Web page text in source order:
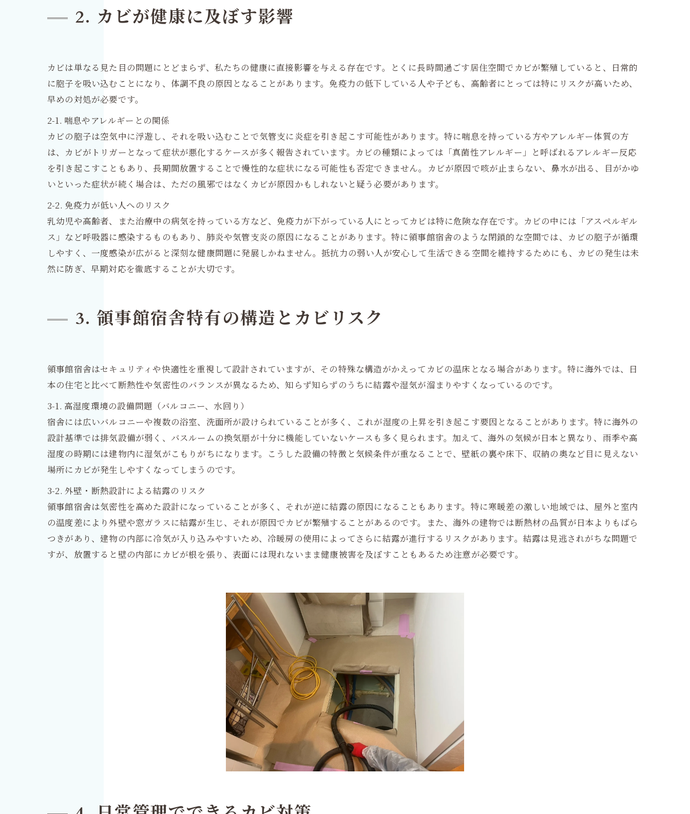
2. カビが健康に及ぼす影響
カビは単なる見た目の問題にとどまらず、私たちの健康に直接影響を与える存在です。とくに長時間過ごす居住空間でカビが繁殖していると、日常的
に胞子を吸い込むことになり、体調不良の原因となることがあります。免疫力の低下している人や子ども、高齢者にとっては特にリスクが高いため、
早めの対処が必要です。
2-1. 喘息やアレルギーとの関係
カビの胞子は空気中に浮遊し、それを吸い込むことで気管支に炎症を引き起こす可能性があります。特に喘息を持っている方やアレルギー体質の方
は、カビがトリガーとなって症状が悪化するケースが多く報告されています。カビの種類によっては「真菌性アレルギー」と呼ばれるアレルギー反応
を引き起こすこともあり、長期間放置することで慢性的な症状になる可能性も否定できません。カビが原因で咳が止まらない、鼻水が出る、目がかゆ
いといった症状が続く場合は、ただの風邪ではなくカビが原因かもしれないと疑う必要があります。
2-2. 免疫力が低い人へのリスク
乳幼児や高齢者、また治療中の病気を持っている方など、免疫力が下がっている人にとってカビは特に危険な存在です。カビの中には「アスペルギル
ス」など呼吸器に感染するものもあり、肺炎や気管支炎の原因になることがあります。特に領事館宿舎のような閉鎖的な空間では、カビの胞子が循環
しやすく、一度感染が広がると深刻な健康問題に発展しかねません。抵抗力の弱い人が安心して生活できる空間を維持するためにも、カビの発生は未
然に防ぎ、早期対応を徹底することが大切です。
3. 領事館宿舎特有の構造とカビリスク
領事館宿舎はセキュリティや快適性を重視して設計されていますが、その特殊な構造がかえってカビの温床となる場合があります。特に海外では、日
本の住宅と比べて断熱性や気密性のバランスが異なるため、知らず知らずのうちに結露や湿気が溜まりやすくなっているのです。
3-1. 高湿度環境の設備問題（バルコニー、水回り）
宿舎には広いバルコニーや複数の浴室、洗面所が設けられていることが多く、これが湿度の上昇を引き起こす要因となることがあります。特に海外の
設計基準では排気設備が弱く、バスルームの換気扇が十分に機能していないケースも多く見られます。加えて、海外の気候が日本と異なり、雨季や高
湿度の時期には建物内に湿気がこもりがちになります。こうした設備の特徴と気候条件が重なることで、壁紙の裏や床下、収納の奥など目に見えない
場所にカビが発生しやすくなってしまうのです。
3-2. 外壁・断熱設計による結露のリスク
領事館宿舎は気密性を高めた設計になっていることが多く、それが逆に結露の原因になることもあります。特に寒暖差の激しい地域では、屋外と室内
の温度差により外壁や窓ガラスに結露が生じ、それが原因でカビが繁殖することがあるのです。また、海外の建物では断熱材の品質が日本よりもばら
つきがあり、建物の内部に冷気が入り込みやすいため、冷暖房の使用によってさらに結露が進行するリスクがあります。結露は見逃されがちな問題で
すが、放置すると壁の内部にカビが根を張り、表面には現れないまま健康被害を及ぼすこともあるため注意が必要です。